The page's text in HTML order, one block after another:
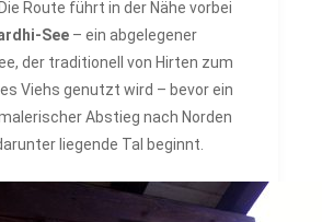
. Die Route führt in der Nähe vorbei
See– ein abgelegener
der traditionell von Hirten zum
Viehs genutzt wird – bevor ein
Abstieg nach Norden
liegende Tal beginnt.